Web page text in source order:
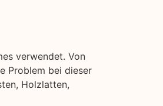
verwendet. Von
Problem bei dieser
Holzlatten,